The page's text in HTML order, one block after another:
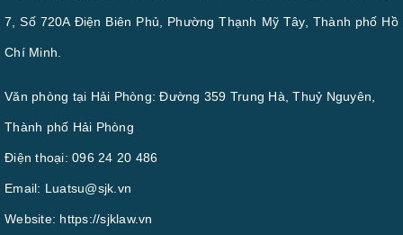
7, Số 720A Điện Biên Phủ, Phường Thạnh Mỹ Tây, Thành phố Hồ
Chí Minh.
Văn phòng tại Hải Phòng: Đường 359 Trung Hà, Thuỷ Nguyên,
Thành phố Hải Phòng
Điện thoại: 096 24 20 486
Email: Luatsu@sjk.vn
Website: https://sjklaw.vn